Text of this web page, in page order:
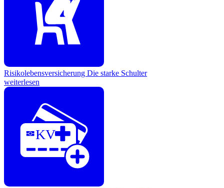
Risikolebensversicherung Die starke Schulter
weiterlesen
KV